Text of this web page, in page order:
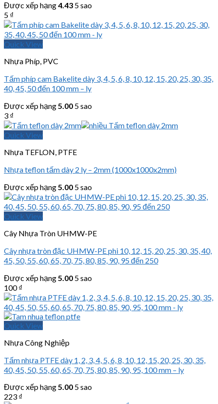
Được xếp hạng4.43 5 sao
5 ₫
Quick View
Nhựa Phíp, PVC
Tấm phíp cam Bakelite dày 3, 4, 5, 6, 8, 10, 12, 15, 20, 25, 30, 35,
40, 45, 50 đến 100 mm – ly
Được xếp hạng5.00 5 sao
3 ₫
Quick View
Nhựa TEFLON, PTFE
Nhựa teflon tấm dày 2 ly – 2mm (1000x1000x2mm)
Được xếp hạng5.00 5 sao
Quick View
Cây Nhựa Tròn UHMW-PE
Cây nhựa tròn đặc UHMW-PE phi 10, 12, 15, 20, 25, 30, 35, 40,
45, 50, 55, 60, 65, 70, 75, 80, 85, 90, 95 đến 250
Được xếp hạng5.00 5 sao
100₫
Quick View
Nhựa Công Nghiệp
Tấm nhựa PTFE dày 1, 2, 3, 4, 5, 6, 8, 10, 12, 15, 20, 25, 30, 35,
40, 45, 50, 55, 60, 65, 70, 75, 80, 85, 90, 95, 100 mm – ly
Được xếp hạng5.00 5 sao
223 ₫